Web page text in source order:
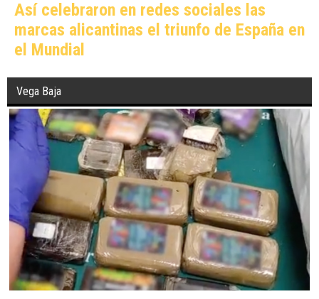
Así celebraron en redes sociales las
marcas alicantinas el triunfo de España en
el Mundial
Vega Baja